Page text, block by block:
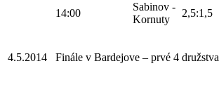
14:00
Sabinov -
Kornuty
2,5:1,5
4.5.2014 Finále v Bardejove – prvé 4 družstva